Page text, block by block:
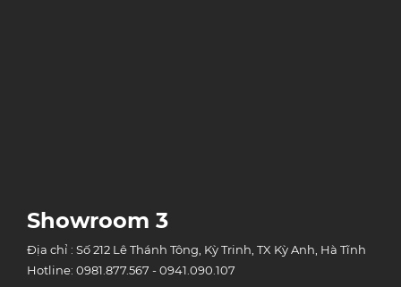
Showroom 3
Địa chỉ : Số 212 Lê Thánh Tông, Kỳ Trinh, TX Kỳ Anh, Hà Tĩnh
Hotline: 0981.877.567 - 0941.090.107